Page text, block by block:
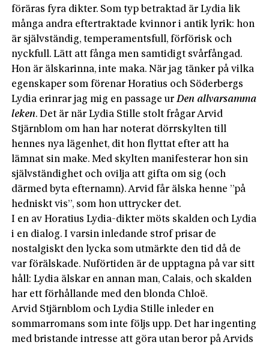
föräras fyra dikter. Som typ betraktad är Lydia lik
många andra eftertraktade kvinnor i antik lyrik: hon
är självständig, temperamentsfull, förförisk och
nyckfull. Lätt att fånga men samtidigt svårfångad.
Hon är älskarinna, inte maka. När jag tänker på vilka
egenskaper som förenar Horatius och Söderbergs
Lydia erinrar jag mig en passage urDen allvarsamma
leken. Det är när Lydia Stille stolt frågar Arvid
Stjärnblom om han har noterat dörrskylten till
hennes nya lägenhet, dit hon flyttat efter att ha
lämnat sin make. Med skylten manifesterar hon sin
självständighet och ovilja att gifta om sig (och
därmed byta efternamn). Arvid får älska henne ”på
hedniskt vis”, som hon uttrycker det.
I en av Horatius Lydia-dikter möts skalden och Lydia
i en dialog. I varsin inledande strof prisar de
nostalgiskt den lycka som utmärkte den tid då de
var förälskade. Nuförtiden är de upptagna på var sitt
håll: Lydia älskar en annan man, Calais, och skalden
har ett förhållande med den blonda Chloë.
Arvid Stjärnblom och Lydia Stille inleder en
sommarromans som inte följs upp. Det har ingenting
med bristande intresse att göra utan beror på Arvids